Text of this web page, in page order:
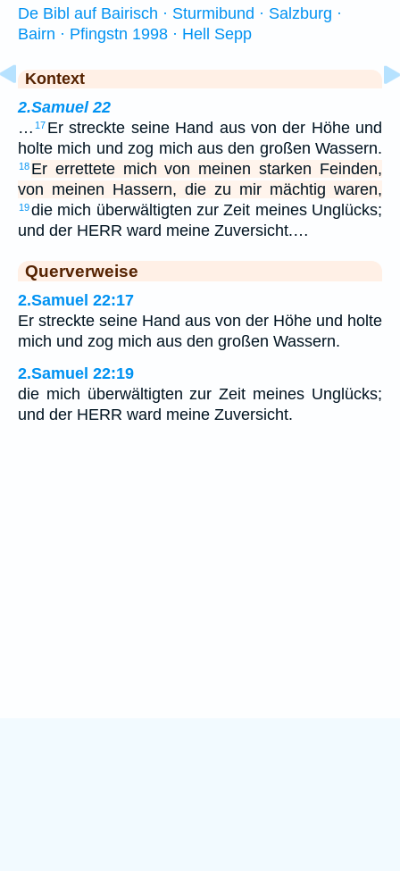
De Bibl auf Bairisch · Sturmibund · Salzburg ·
Bairn · Pfingstn 1998 · Hell Sepp
Kontext
2.Samuel 22
… 17 Er streckte seine Hand aus von der Höhe und
holte mich und zog mich aus den großen Wassern.
18 Er errettete mich von meinen starken Feinden,
von meinen Hassern, die zu mir mächtig waren,
19die mich überwältigten zur Zeit meines Unglücks;
und der HERR ward meine Zuversicht.…
Querverweise
2.Samuel 22:17
Er streckte seine Hand aus von der Höhe und holte
mich und zog mich aus den großen Wassern.
2.Samuel 22:19
die mich überwältigten zur Zeit meines Unglücks;
und der HERR ward meine Zuversicht.